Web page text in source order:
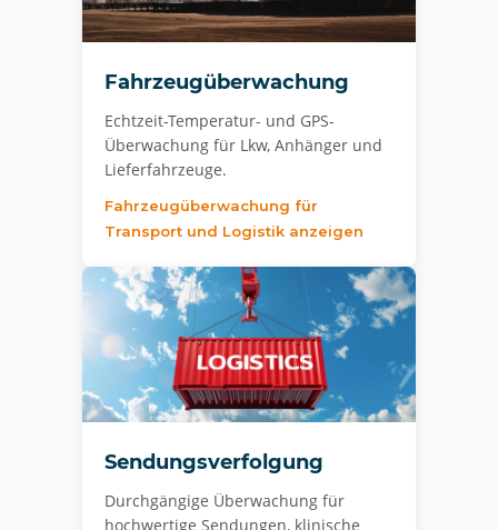
Fahrzeugüberwachung
Echtzeit-Temperatur- und GPS-
Überwachung für Lkw, Anhänger und
Lieferfahrzeuge.
Fahrzeugüberwachung für
Transport und Logistik anzeigen
Sendungsverfolgung
Durchgängige Überwachung für
hochwertige Sendungen, klinische